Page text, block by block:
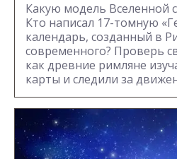
Какую модель Вселенной
Кто написал 17-томную
календарь, созданный в
современного? Проверь
как древние римляне
карты и следили за